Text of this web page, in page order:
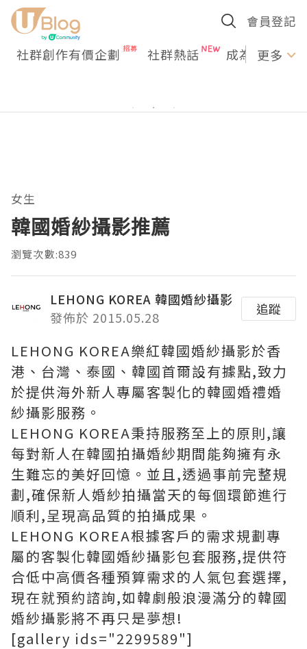
會員登記
社群創作有價企劃 社群熱話 成為U更多
女生
韓國婚紗攝影推薦
瀏覽次數:839
LEHONG KOREA 韓國婚紗攝影
發佈於 2015.05.28
追蹤
LEHONG KOREA樂紅韓國婚紗攝影於香
港、台灣、泰國、韓國首爾設有據點,致力
於提供海外新人專屬客製化的韓國婚禮婚
紗攝影服務。
LEHONG KOREA秉持服務至上的原則,讓
每對新人在韓國拍攝婚紗期間能夠擁有永
生難忘的美好回憶。並且,透過事前完整規
劃,確保新人婚紗拍攝當天的每個環節進行
順利,呈現高品質的拍攝成果。
LEHONG KOREA根據客戶的需求規劃專
屬的客製化韓國婚紗攝影包套服務,提供符
合低中高價各種預算需求的人氣包套選擇,
現在就預約諮詢,如韓劇般浪漫滿分的韓國
婚紗攝影將不再只是夢想!
[gallery ids="2299589"]